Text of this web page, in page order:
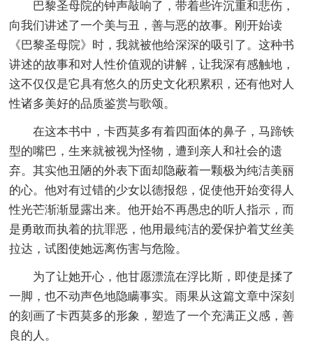
巴黎圣母院的钟声敲响了，带着些许沉重和悲伤，
向我们讲述了一个美与丑，善与恶的故事。刚开始读
《巴黎圣母院》时，我就被他给深深的吸引了。这种书
讲述的故事和对人性价值观的讲解，让我深有感触地，
这不仅仅是它具有悠久的历史文化积累积，还有他对人
性诸多美好的品质鉴赏与歌颂。
在这本书中，卡西莫多有着四面体的鼻子，马蹄铁
型的嘴巴，生来就被视为怪物，遭到亲人和社会的遗
弃。其实他丑陋的外表下面却隐蔽着一颗极为纯洁美丽
的心。他对有过错的少女以德报怨，促使他开始变得人
性光芒渐渐显露出来。他开始不再愚忠的听人指示，而
是勇敢而执着的抗罪恶，他用最纯洁的爱保护着艾丝美
拉达，试图使她远离伤害与危险。
为了让她开心，他甘愿漂流在浮比斯，即使是揉了
一脚，也不动声色地隐瞒事实。雨果从这篇文章中深刻
的刻画了卡西莫多的形象，塑造了一个充满正义感，善
良的人。